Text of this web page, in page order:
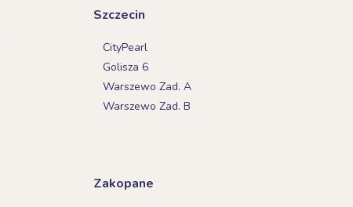
Szczecin
CityPearl
Golisza 6
Warszewo Zad. A
Warszewo Zad. B
Zakopane